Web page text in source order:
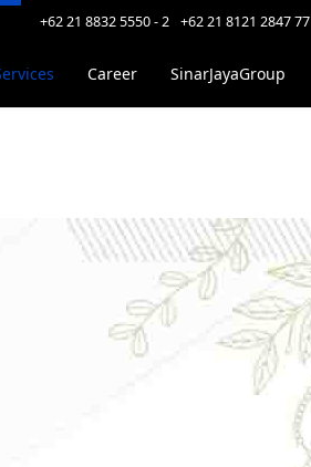
+62 21 8832 5550 - 2 +62 21 8121 2847 77
Career SinarJayaGroup